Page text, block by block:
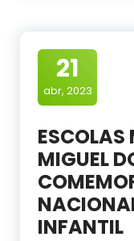
21
abr, 2023
MIGUEL
INFANTIL